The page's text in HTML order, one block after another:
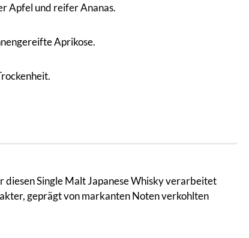
Apfel und reifer Ananas.
Aprikose.
diesen Single Malt Japanese Whisky verarbeitet
geprägt von markanten Noten verkohlten